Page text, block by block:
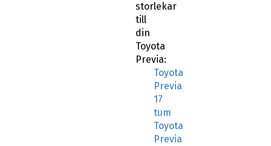
storlekar
till
din
Toyota
Previa:
Toyota
Previa
17
tum
Toyota
Previa